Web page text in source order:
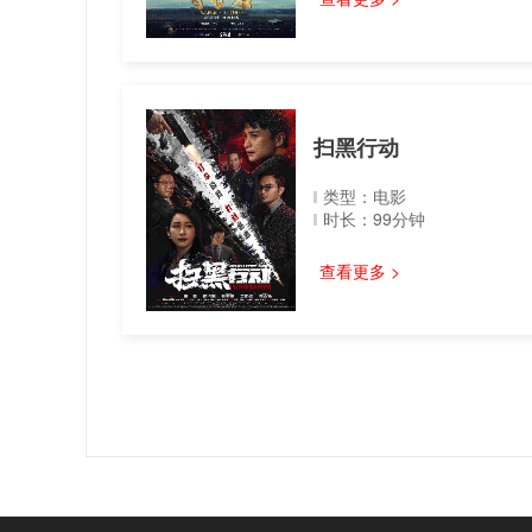
扫黑行动
类型：电影
时长：99分钟
查看更多 >